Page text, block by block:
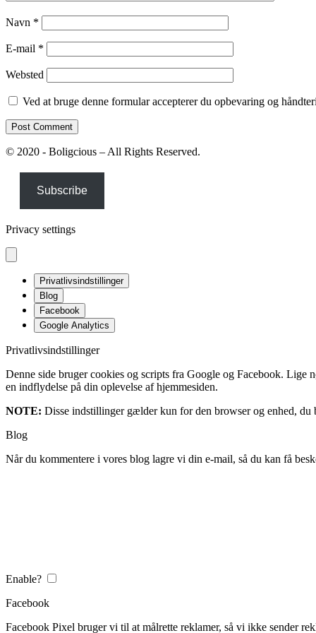
Navn *
E-mail *
Websted
Ved at bruge denne formular accepterer du opbevaring og
© 2020 - Boligcious – All Rights Reserved.
Subscribe
Privacy settings
Privatlivsindstillinger
Blog
Facebook
Google Analytics
Privatlivsindstillinger
Denne side bruger cookies og scripts fra Google og Facebook.
en indflydelse på din oplevelse af hjemmesiden.
NOTE: Disse indstillinger gælder kun for den browser og enhed, du
Blog
Når du kommentere i vores blog lagre vi din e-mail, så du kan få
Enable?
Facebook
Facebook Pixel bruger vi til at målrette reklamer, så vi ikke sender